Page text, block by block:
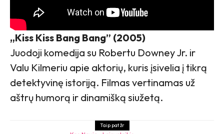
„Kiss Kiss Bang Bang” (2005)
Juodoji komedija su Robertu Downey Jr. ir
Valu Kilmeriu apie aktorių, kuris įsivelia į tikrą
detektyvinę istoriją. Filmas vertinamas už
aštrų humorą ir dinamišką siužetą.
Taip pat žr